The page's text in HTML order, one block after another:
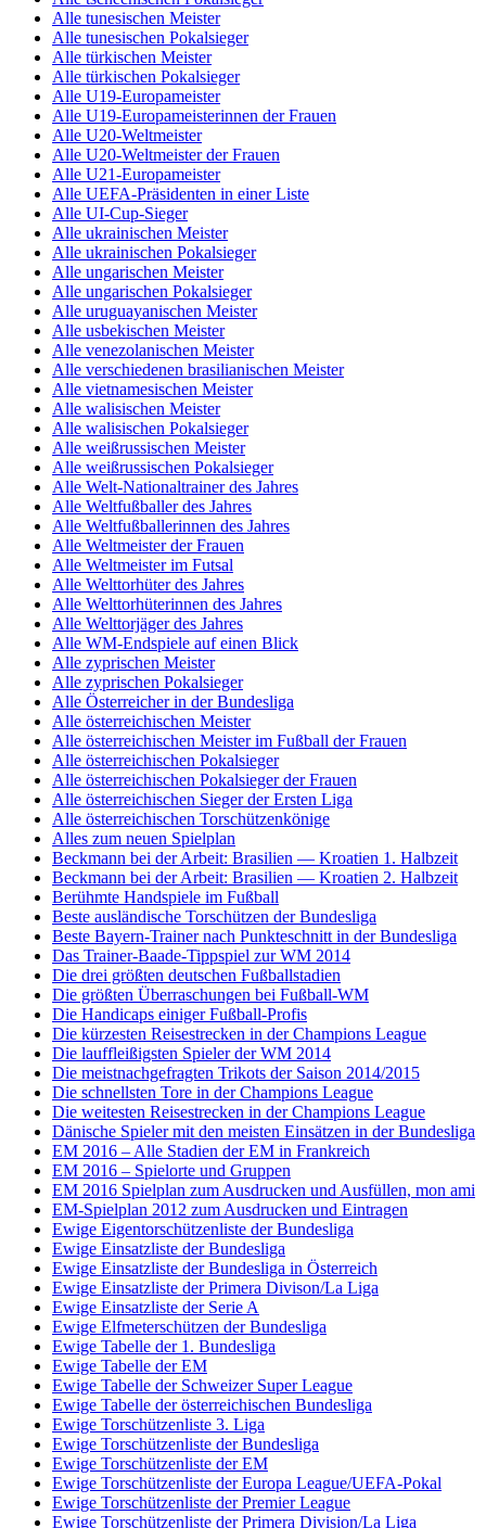
Alle tunesischen Meister
Alle tunesischen Pokalsieger
Alle türkischen Meister
Alle türkischen Pokalsieger
Alle U19-Europameister
Alle U19-Europameisterinnen der Frauen
Alle U20-Weltmeister
Alle U20-Weltmeister der Frauen
Alle U21-Europameister
Alle UEFA-Präsidenten in einer Liste
Alle UI-Cup-Sieger
Alle ukrainischen Meister
Alle ukrainischen Pokalsieger
Alle ungarischen Meister
Alle ungarischen Pokalsieger
Alle uruguayanischen Meister
Alle usbekischen Meister
Alle venezolanischen Meister
Alle verschiedenen brasilianischen Meister
Alle vietnamesischen Meister
Alle walisischen Meister
Alle walisischen Pokalsieger
Alle weißrussischen Meister
Alle weißrussischen Pokalsieger
Alle Welt-Nationaltrainer des Jahres
Alle Weltfußballer des Jahres
Alle Weltfußballerinnen des Jahres
Alle Weltmeister der Frauen
Alle Weltmeister im Futsal
Alle Welttorhüter des Jahres
Alle Welttorhüterinnen des Jahres
Alle Welttorjäger des Jahres
Alle WM-Endspiele auf einen Blick
Alle zyprischen Meister
Alle zyprischen Pokalsieger
Alle Österreicher in der Bundesliga
Alle österreichischen Meister
Alle österreichischen Meister im Fußball der Frauen
Alle österreichischen Pokalsieger
Alle österreichischen Pokalsieger der Frauen
Alle österreichischen Sieger der Ersten Liga
Alle österreichischen Torschützenkönige
Alles zum neuen Spielplan
Beckmann bei der Arbeit: Brasilien — Kroatien 1. Halbzeit
Beckmann bei der Arbeit: Brasilien — Kroatien 2. Halbzeit
Berühmte Handspiele im Fußball
Beste ausländische Torschützen der Bundesliga
Beste Bayern-Trainer nach Punkteschnitt in der Bundesliga
Das Trainer-Baade-Tippspiel zur WM 2014
Die drei größten deutschen Fußballstadien
Die größten Überraschungen bei Fußball-WM
Die Handicaps einiger Fußball-Profis
Die kürzesten Reisestrecken in der Champions League
Die lauffleißigsten Spieler der WM 2014
Die meistnachgefragten Trikots der Saison 2014/2015
Die schnellsten Tore in der Champions League
Die weitesten Reisestrecken in der Champions League
Dänische Spieler mit den meisten Einsätzen in der Bundesliga
EM 2016 – Alle Stadien der EM in Frankreich
EM 2016 – Spielorte und Gruppen
EM 2016 Spielplan zum Ausdrucken und Ausfüllen, mon ami
EM-Spielplan 2012 zum Ausdrucken und Eintragen
Ewige Eigentorschützenliste der Bundesliga
Ewige Einsatzliste der Bundesliga
Ewige Einsatzliste der Bundesliga in Österreich
Ewige Einsatzliste der Primera Divison/La Liga
Ewige Einsatzliste der Serie A
Ewige Elfmeterschützen der Bundesliga
Ewige Tabelle der 1. Bundesliga
Ewige Tabelle der EM
Ewige Tabelle der Schweizer Super League
Ewige Tabelle der österreichischen Bundesliga
Ewige Torschützenliste 3. Liga
Ewige Torschützenliste der Bundesliga
Ewige Torschützenliste der EM
Ewige Torschützenliste der Europa League/UEFA-Pokal
Ewige Torschützenliste der Premier League
Ewige Torschützenliste der Primera Division/La Liga